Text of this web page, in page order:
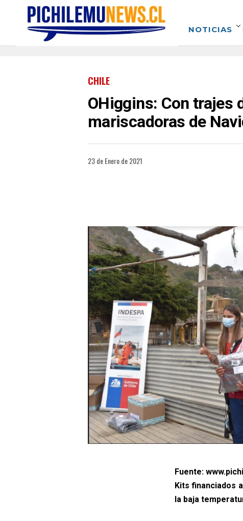
NOTICIAS
CHILE
OHiggins: Con trajes
mariscadoras de
23 de Enero de 2021
Fuente:
Kits financiados
la baja